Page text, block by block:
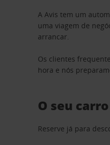
A Avis tem um
uma viagem de
arrancar.
Os clientes
hora e nós
O seu
Reserve já para